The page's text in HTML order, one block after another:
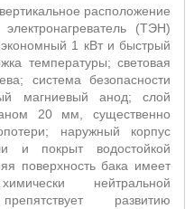
расположение
(ТЭН)
1 кВт и быстрый
температуры; световая
система безопасности
магниевый анод; слой
20 мм, существенно
наружный корпус
и покрыт водостойкой
поверхность бака имеет
нейтральной
развитию